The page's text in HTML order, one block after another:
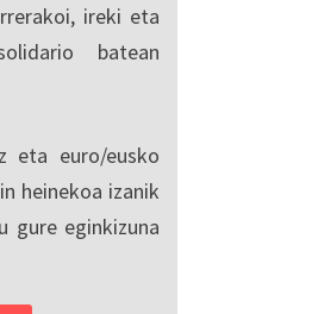
ireki eta
batean
eta euro/eusko
heinekoa izanik
gure eginkizuna